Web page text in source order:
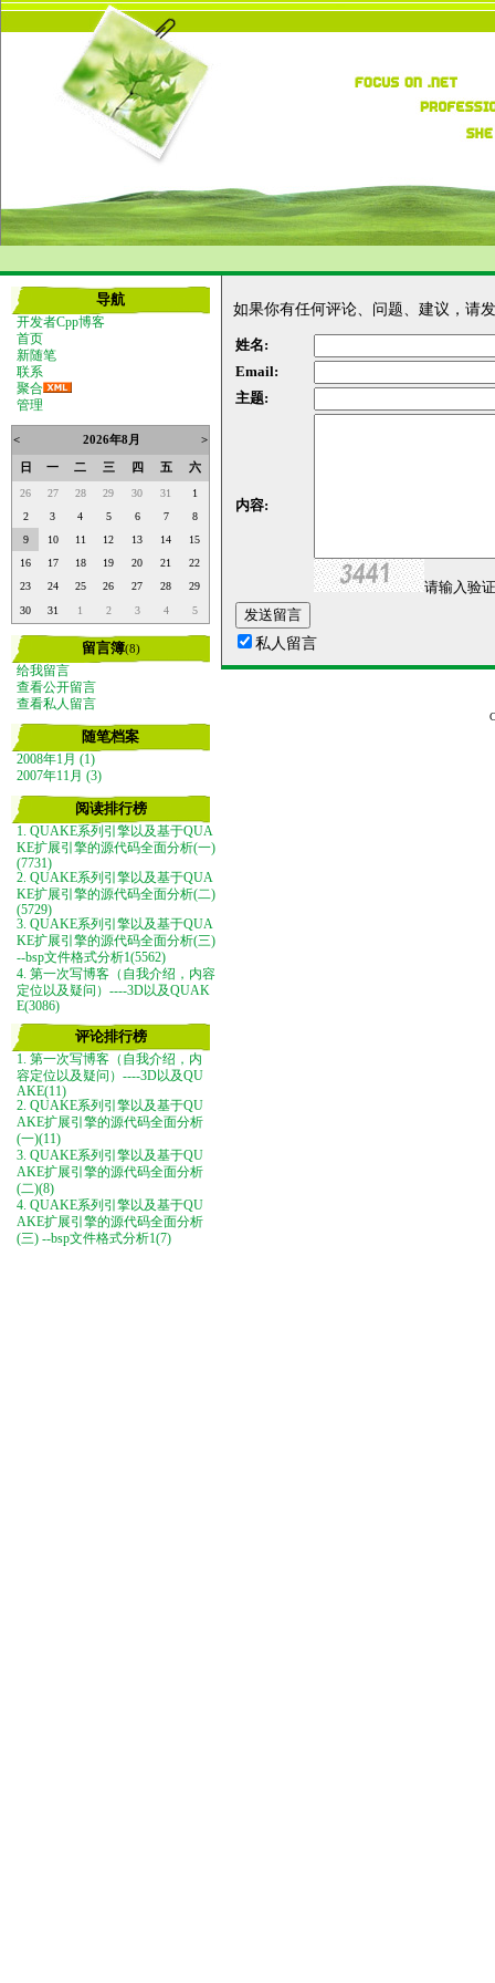
导航
开发者Cpp博客
首页
新随笔
联系
聚合
管理
< 2026年8月 >
日 一 二 三 四 五 六
26 27 28 29 30 31
1
2
3 4 5 6 7
8
9
10 11 12 13 14
15
16
17 18 19 20 21
22
23
24 25 26 27 28
29
30
31 1 2 3 4 5
留言簿(8)
给我留言
查看公开留言
查看私人留言
随笔档案
2008年1月 (1)
2007年11月 (3)
阅读排行榜
1. QUAKE系列引擎以及基于QUA
KE扩展引擎的源代码全面分析(一)
(7731)
2. QUAKE系列引擎以及基于QUA
KE扩展引擎的源代码全面分析(二)
(5729)
3. QUAKE系列引擎以及基于QUA
KE扩展引擎的源代码全面分析(三)
--bsp文件格式分析1(5562)
4. 第一次写博客（自我介绍，内容
定位以及疑问）----3D以及QUAK
E(3086)
评论排行榜
1. 第一次写博客（自我介绍，内
容定位以及疑问）----3D以及QU
AKE(11)
2. QUAKE系列引擎以及基于QU
AKE扩展引擎的源代码全面分析
(一)(11)
3. QUAKE系列引擎以及基于QU
AKE扩展引擎的源代码全面分析
(二)(8)
4. QUAKE系列引擎以及基于QU
AKE扩展引擎的源代码全面分析
(三) --bsp文件格式分析1(7)
如果你有任何评论、问题、建议，请
姓名:
Email:
主题:
内容:
请输入验
私人留言